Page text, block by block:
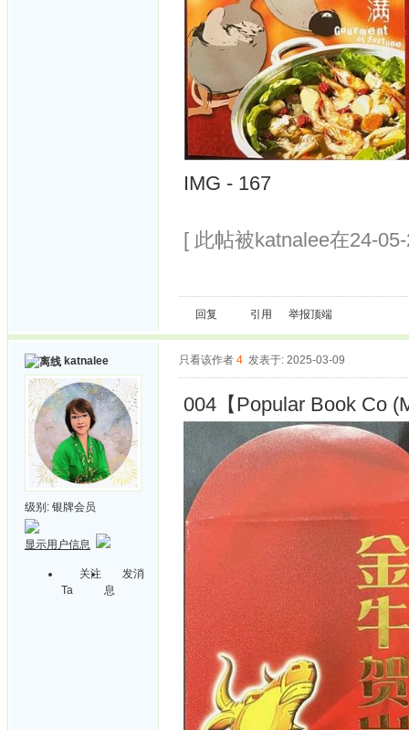
IMG - 167
[ 此帖被katnalee在24-
回复 引用 举报顶端
katnalee
级别: 银牌会员
显示用户信息
关注
Ta
发消
息
只看该作者 4 发表于: 2025-03-09
004【Popular Book Co